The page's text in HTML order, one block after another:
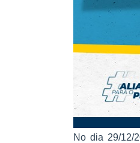
No dia 29/12/